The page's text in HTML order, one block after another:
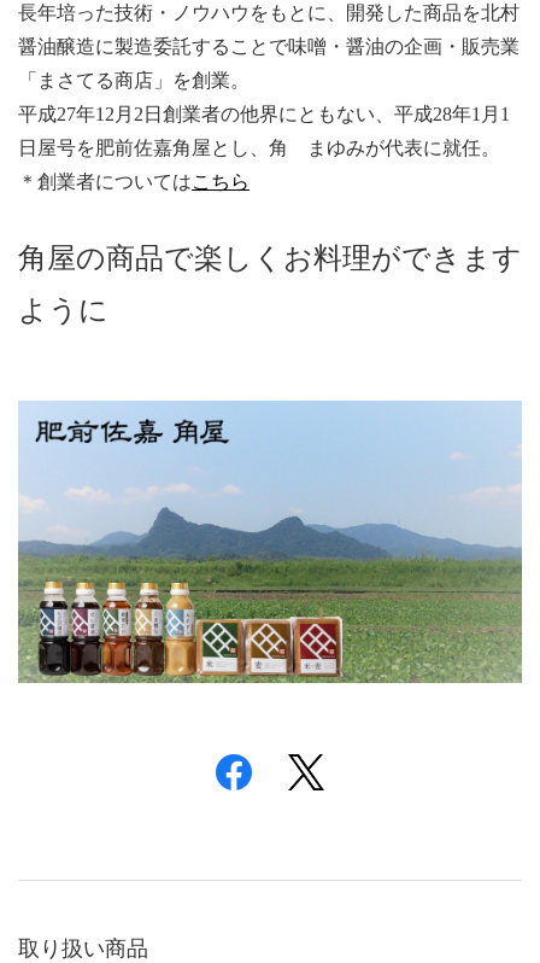
長年培った技術・ノウハウをもとに、開発した商品を北村
醤油醸造に製造委託することで味噌・醤油の企画・販売業
「まさてる商店」を創業。
平成27年12 月 2 日創業者の他界にともない、平成28年1 月 1
日屋号を肥前佐嘉角屋とし、角 まゆみが代表に就任。
＊創業者についてはこちら
角屋の商品で楽しくお料理ができます
ように
取り扱い商品